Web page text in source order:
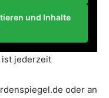
und Inhalte
ist jederzeit
oder an